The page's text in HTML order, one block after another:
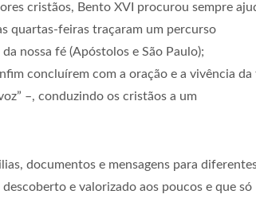
cristãos, Bento XVI procurou sempre
quartas-feiras traçaram um percurso
nossa fé (Apóstolos e São Paulo);
concluírem com a oração e a vivência da
–, conduzindo os cristãos a um
documentos e mensagens para
e valorizado aos poucos e que só